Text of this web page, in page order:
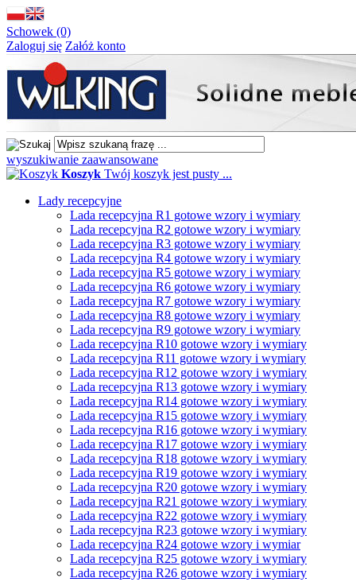
Schowek (0)
Zaloguj się Załóż konto
wyszukiwanie zaawansowane
Koszyk Twój koszyk jest pusty ...
Lady recepcyjne
Lada recepcyjna R1 gotowe wzory i wymiary
Lada recepcyjna R2 gotowe wzory i wymiary
Lada recepcyjna R3 gotowe wzory i wymiary
Lada recepcyjna R4 gotowe wzory i wymiary
Lada recepcyjna R5 gotowe wzory i wymiary
Lada recepcyjna R6 gotowe wzory i wymiary
Lada recepcyjna R7 gotowe wzory i wymiary
Lada recepcyjna R8 gotowe wzory i wymiary
Lada recepcyjna R9 gotowe wzory i wymiary
Lada recepcyjna R10 gotowe wzory i wymiary
Lada recepcyjna R11 gotowe wzory i wymiary
Lada recepcyjna R12 gotowe wzory i wymiary
Lada recepcyjna R13 gotowe wzory i wymiary
Lada recepcyjna R14 gotowe wzory i wymiary
Lada recepcyjna R15 gotowe wzory i wymiary
Lada recepcyjna R16 gotowe wzory i wymiary
Lada recepcyjna R17 gotowe wzory i wymiary
Lada recepcyjna R18 gotowe wzory i wymiary
Lada recepcyjna R19 gotowe wzory i wymiary
Lada recepcyjna R20 gotowe wzory i wymiary
Lada recepcyjna R21 gotowe wzory i wymiary
Lada recepcyjna R22 gotowe wzory i wymiary
Lada recepcyjna R23 gotowe wzory i wymiary
Lada recepcyjna R24 gotowe wzory i wymiar
Lada recepcyjna R25 gotowe wzory i wymiary
Lada recepcyjna R26 gotowe wzory i wymiary